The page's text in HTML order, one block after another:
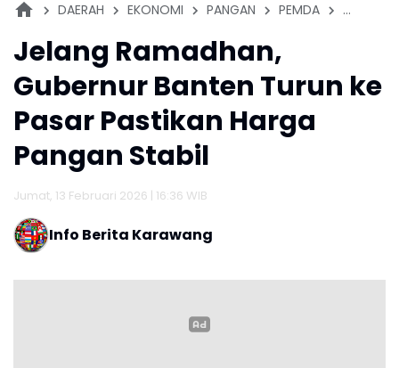
DAERAH EKONOMI PANGAN PEMDA
Jelang Ramadhan,
Gubernur Banten Turun ke
Pasar Pastikan Harga
Pangan Stabil
Jumat, 13 Februari 2026 | 16:36 WIB
Info Berita Karawang